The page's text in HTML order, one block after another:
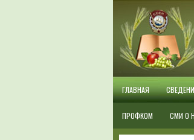
ГЛАВНАЯ
ПРОФКОМ СМИ О